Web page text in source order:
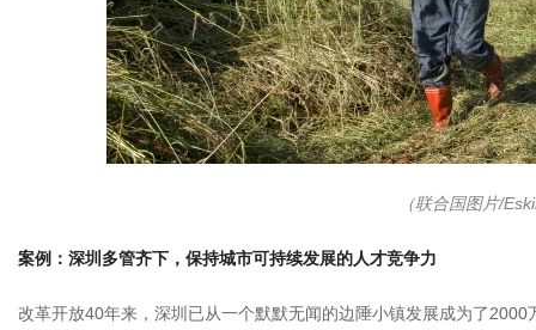
（联合国图片/
案例：深圳多管齐下，保持城市可持续发展的人才竞争力
改革开放40年来，深圳已从一个默默无闻的边陲小镇发展成为了